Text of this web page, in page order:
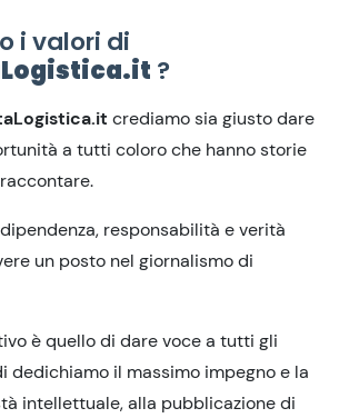
i valori di
?
crediamo sia giusto dare
a tutti coloro che hanno storie
responsabilità e verità
un posto nel giornalismo di
è quello di dare voce a tutti gli
dedichiamo il massimo impegno e la
intellettuale, alla pubblicazione di